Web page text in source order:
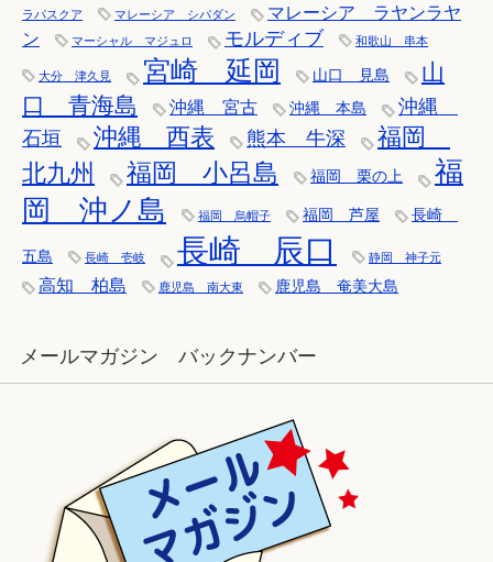
ラパスクア
マレーシア シパダン
マレーシア ラヤンラヤ
ン
マーシャル マジュロ モルディブ 和歌山 串本
大分 津久見 宮崎 延岡 山口 見島
山
口 青海島
沖縄 宮古 沖縄 本島
沖縄
石垣
沖縄 西表 熊本 牛深
福岡
北九州
福岡 小呂島 福岡 栗の上
福
岡 沖ノ島
福岡 烏帽子 福岡 芦屋 長崎
五島 長崎 壱岐 長崎 辰口 静岡 神子元
高知 柏島 鹿児島 南大東 鹿児島 奄美大島
メールマガジン バックナンバー